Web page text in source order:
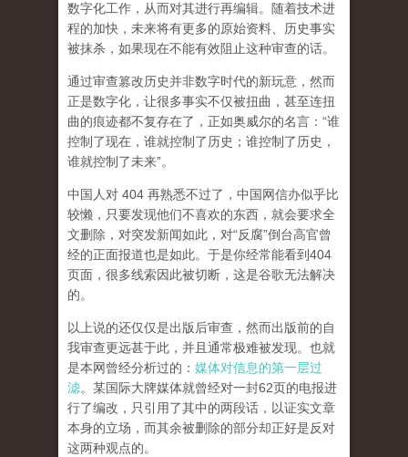
数字化工作，从而对其进行再编辑。随着技术进
程的加快，未来将有更多的原始资料、历史事实
被抹杀，如果现在不能有效阻止这种审查的话。
通过审查篡改历史并非数字时代的新玩意，然而
正是数字化，让很多事实不仅被扭曲，甚至连扭
曲的痕迹都不复存在了，正如奥威尔的名言：“谁
控制了现在，谁就控制了历史；谁控制了历史，
谁就控制了未来”。
中国人对 404 再熟悉不过了，中国网信办似乎比
较懒，只要发现他们不喜欢的东西，就会要求全
文删除，对突发新闻如此，对“反腐”倒台高官曾
经的正面报道也是如此。于是你经常能看到404
页面， 很多线索因此被切断，这是谷歌无法解决
的。
以上说的还仅仅是出版后审查，然而出版前的自
我审查更远甚于此，并且通常极难被发现。 也就
是本网曾经分析过的： 媒体对信息的第一层过
滤。某国际大牌媒体就曾经对一封62页的电报进
行了编改，只引用了其中的两段话，以证实文章
本身的立场，而其余被删除的部分却正好是反对
这两种观点的。